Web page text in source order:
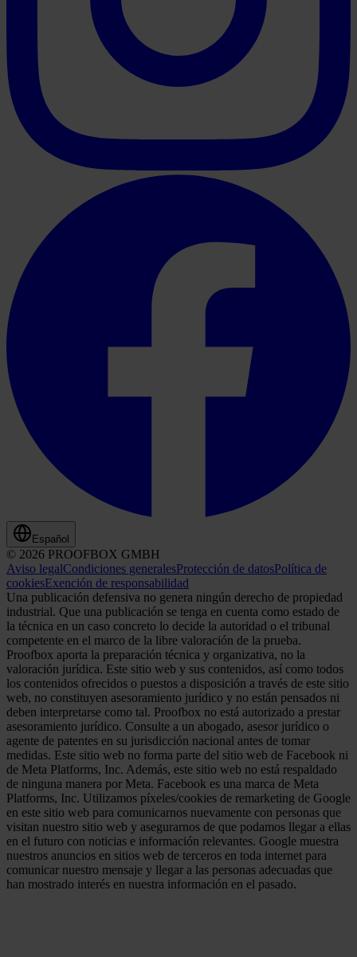
Español
© 2026 PROOFBOX GMBH
Aviso legalCondiciones generalesProtección de datosPolítica de
cookiesExención de responsabilidad
Una publicación defensiva no genera ningún derecho de propiedad
industrial. Que una publicación se tenga en cuenta como estado de
la técnica en un caso concreto lo decide la autoridad o el tribunal
competente en el marco de la libre valoración de la prueba.
Proofbox aporta la preparación técnica y organizativa, no la
valoración jurídica. Este sitio web y sus contenidos, así como todos
los contenidos ofrecidos o puestos a disposición a través de este sitio
web, no constituyen asesoramiento jurídico y no están pensados ni
deben interpretarse como tal. Proofbox no está autorizado a prestar
asesoramiento jurídico. Consulte a un abogado, asesor jurídico o
agente de patentes en su jurisdicción nacional antes de tomar
medidas. Este sitio web no forma parte del sitio web de Facebook ni
de Meta Platforms, Inc. Además, este sitio web no está respaldado
de ninguna manera por Meta. Facebook es una marca de Meta
Platforms, Inc. Utilizamos píxeles/cookies de remarketing de Google
en este sitio web para comunicarnos nuevamente con personas que
visitan nuestro sitio web y asegurarnos de que podamos llegar a ellas
en el futuro con noticias e información relevantes. Google muestra
nuestros anuncios en sitios web de terceros en toda internet para
comunicar nuestro mensaje y llegar a las personas adecuadas que
han mostrado interés en nuestra información en el pasado.